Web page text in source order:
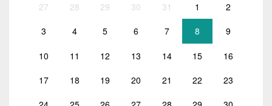
27 28 29 30 31 1 2
3 4 5 6 7 8 9
10 11 12 13 14 15 16
17 18 19 20 21 22 23